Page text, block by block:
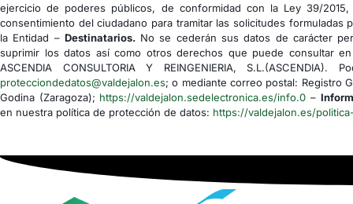
ejercicio de poderes públicos, de conformidad con la Ley 39/
consentimiento del ciudadano para tramitar las solicitudes
la Entidad – Destinatarios.No se cederán sus datos de carácter
suprimir los datos así como otros derechos que puede consultar
ASCENDIA CONSULTORIA Y REINGENIERIA,
protecciondedatos@valdejalon.es; o mediante correo postal: Registro
Godina (Zaragoza); https://valdejalon.sedelectronica.es/info.0 –
en nuestra política de protección de datos: https://valdejalon.es/